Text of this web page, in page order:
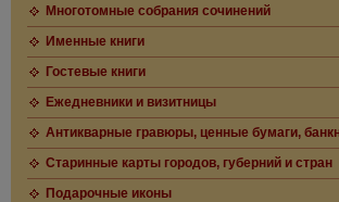
Многотомные собрания сочинений
Именные книги
Гостевые книги
Ежедневники и визитницы
Антикварные гравюры, ценные бумаги,
Старинные карты городов, губерний и стран
Подарочные иконы